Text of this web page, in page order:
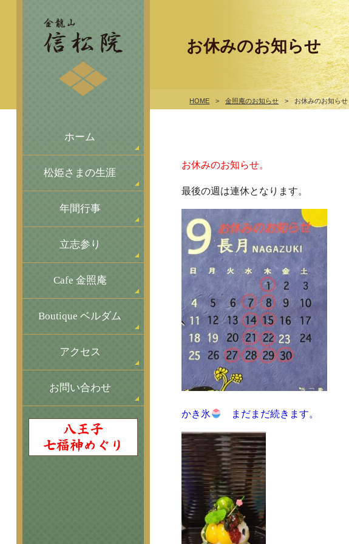
ホーム
松姫さまの生涯
年間行事
立志参り
Cafe 金照庵
Boutique ベルダム
アクセス
お問い合わせ
HOME > 金照庵のお知らせ > お休みのお知らせ
お休みのお知らせ
お休みのお知らせ。
最後の週は連休となります。
かき氷 まだまだ続きます。